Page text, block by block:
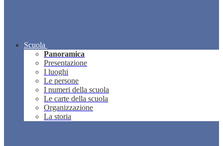
Scuola
Panoramica
Presentazione
I luoghi
Le persone
I numeri della scuola
Le carte della scuola
Organizzazione
La storia